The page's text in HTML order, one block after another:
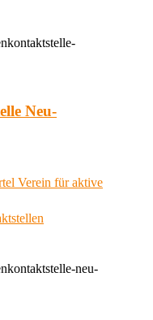
Neu-
Verein für aktive
neu-